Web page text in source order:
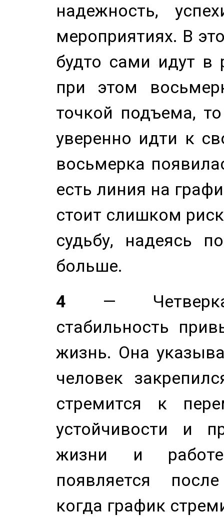
надежность,
мероприятиях. В
будто сами идут в
при этом
точкой подъема,
уверенно идти к
восьмерка
есть линия на
стоит слишком
судьбу, надеясь
больше.
4 — Четверка
стабильность
жизнь. Она
человек
стремится к
устойчивости и
жизни и
появляется
когда график